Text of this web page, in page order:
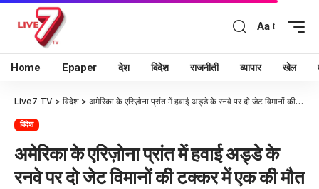
Aa
Home Epaper देश विदेश राजनीती व्यापार खेल
Live7 TV > विदेश > अमेरिका के एरिज़ोना प्रांत में हवाई अड्डे के रनवे पर दो जेट विमानों की टक्कर में एक की मौत
विदेश
अमेरिका के एरिज़ोना प्रांत में हवाई अड्डे के
रनवे पर दो जेट विमानों की टक्कर में एक की मौत